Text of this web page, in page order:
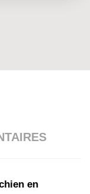
en